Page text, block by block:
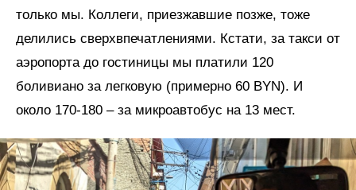
только мы. Коллеги, приезжавшие позже, тоже
делились сверхвпечатлениями. Кстати, за такси от
аэропорта до гостиницы мы платили 120
боливиано за легковую (примерно 60 BYN). И
около 170-180 – за микроавтобус на 13 мест.